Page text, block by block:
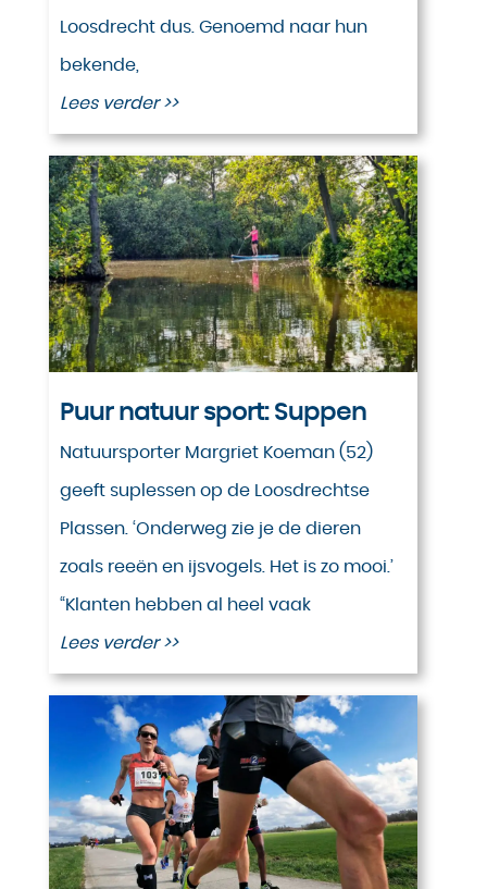
Loosdrecht dus. Genoemd naar hun
bekende,
Lees verder >>
Puur natuur sport: Suppen
Natuursporter Margriet Koeman (52)
geeft suplessen op de Loosdrechtse
Plassen. ‘Onderweg zie je de dieren
zoals reeën en ijsvogels. Het is zo mooi.’
“Klanten hebben al heel vaak
Lees verder >>